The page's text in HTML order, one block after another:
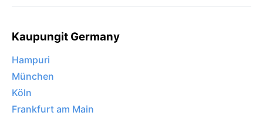
Kaupungit Germany
Hampuri
München
Köln
Frankfurt am Main